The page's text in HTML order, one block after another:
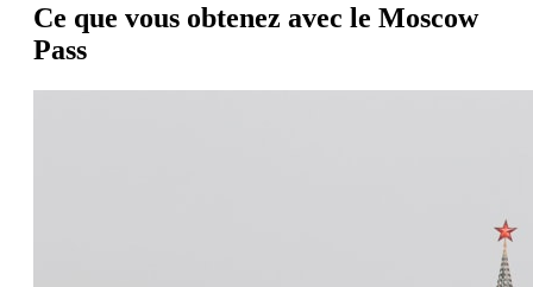
Ce que vous obtenez avec le Moscow
Pass